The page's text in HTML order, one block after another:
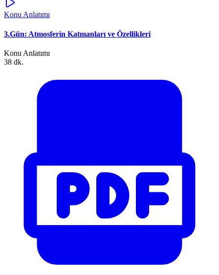
Konu Anlatımı
3.Gün: Atmosferin Katmanları ve Özellikleri
Konu Anlatımı
38 dk.